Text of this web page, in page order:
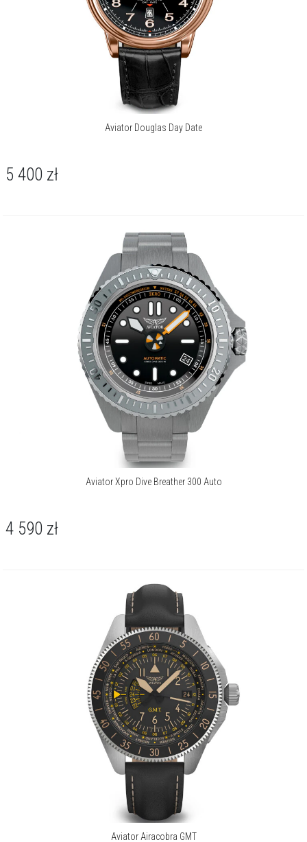
Aviator Douglas Day Date
5 400 zł
Aviator Xpro Dive Breather 300 Auto
4 590 zł
Aviator Airacobra GMT